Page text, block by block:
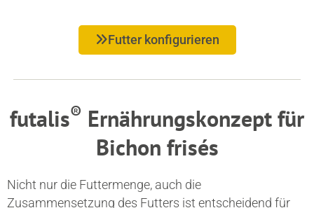
Futter konfigurieren
futalis® Ernährungskonzept für
Bichon frisés
Nicht nur die Futtermenge, auch die
Zusammensetzung des Futters ist entscheidend für